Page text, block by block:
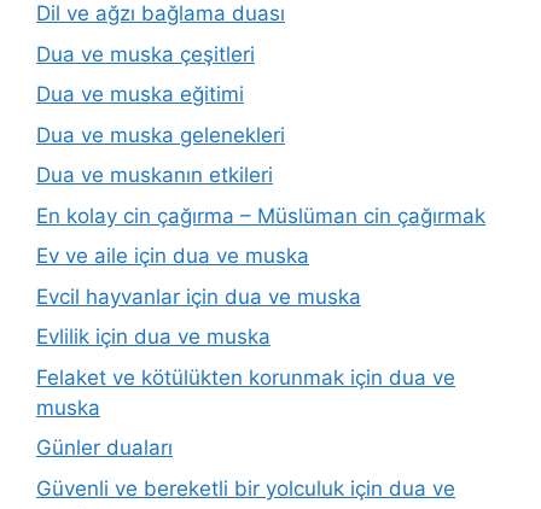
Dil ve ağzı bağlama duası
Dua ve muska çeşitleri
Dua ve muska eğitimi
Dua ve muska gelenekleri
Dua ve muskanın etkileri
En kolay cin çağırma – Müslüman cin çağırmak
Ev ve aile için dua ve muska
Evcil hayvanlar için dua ve muska
Evlilik için dua ve muska
Felaket ve kötülükten korunmak için dua ve
muska
Günler duaları
Güvenli ve bereketli bir yolculuk için dua ve